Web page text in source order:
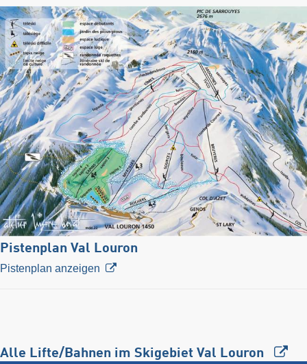
Pistenplan Val Louron
Pistenplan anzeigen
Alle Lifte/Bahnen im Skigebiet Val Louron